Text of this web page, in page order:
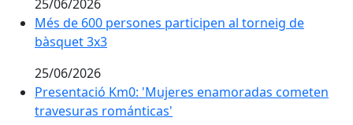
25/06/2026
Més de 600 persones participen al torneig de
Més de 600 persones participen al torneig de
bàsquet 3x3
25/06/2026
Presentació Km0: 'Mujeres enamoradas cometen
Presentació Km0: 'Mujeres enamoradas cometen
travesuras románticas'